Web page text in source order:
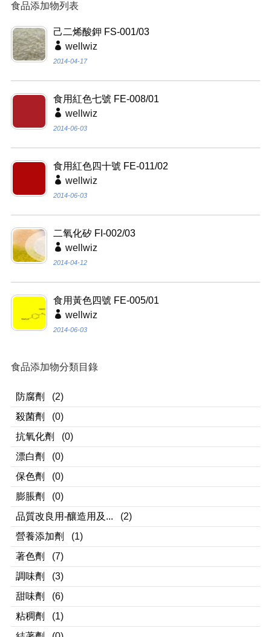
食品添加物列表
己二烯酸鉀 FS-001/03
wellwiz
2014-04-17
食用紅色七號 FE-008/01
wellwiz
2014-06-03
食用紅色四十號 FE-011/02
wellwiz
2014-06-03
二氧化矽 FI-002/03
wellwiz
2014-04-12
食用黃色四號 FE-005/01
wellwiz
2014-06-03
食品添加物分類目錄
防腐劑
(2)
殺菌劑
(0)
抗氧化劑
(0)
漂白劑
(0)
保色劑
(0)
膨脹劑
(0)
品質改良用-釀造用及...
(2)
營養添加劑
(1)
著色劑
(7)
調味劑
(3)
甜味劑
(6)
粘稠劑
(1)